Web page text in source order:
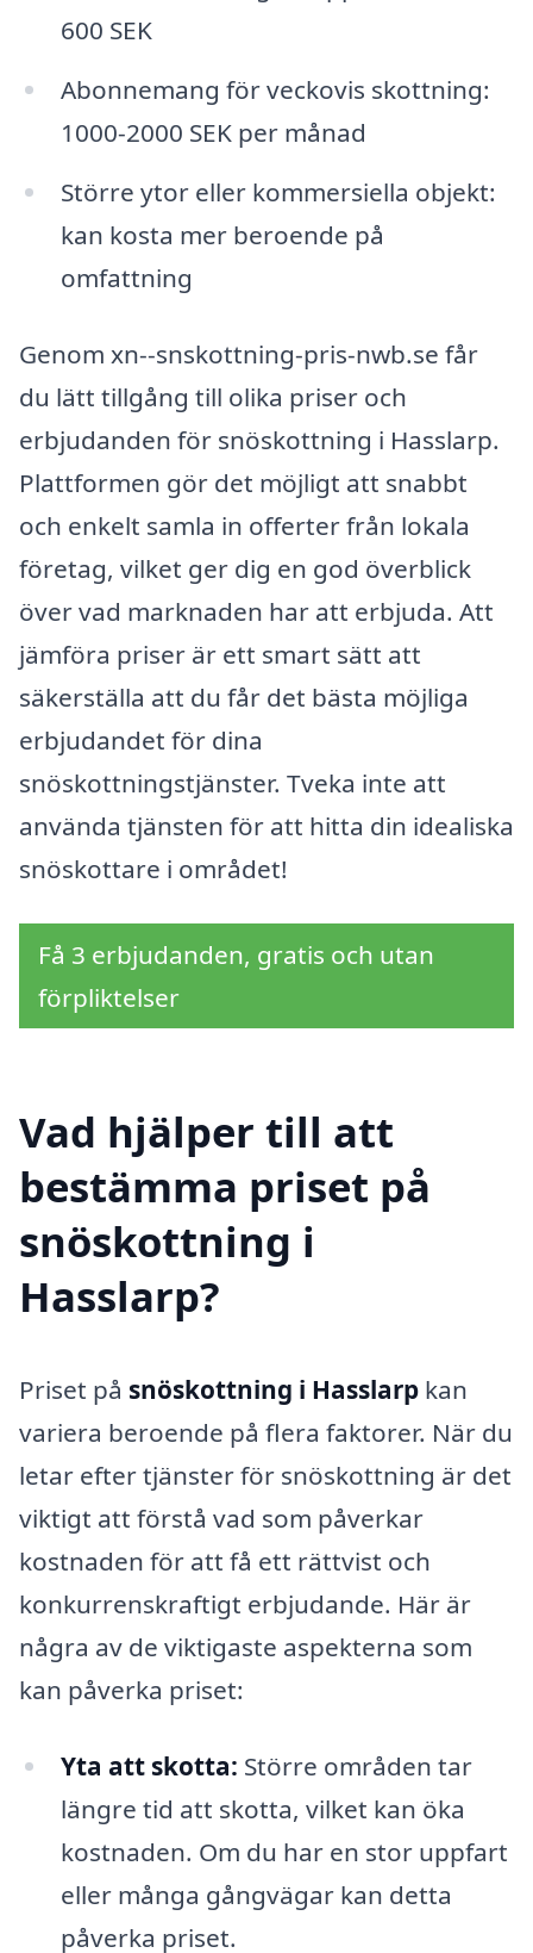
600 SEK
Abonnemang för veckovis skottning:
1000-2000 SEK per månad
Större ytor eller kommersiella objekt:
kan kosta mer beroende på
omfattning
Genom xn--snskottning-pris-nwb.se får
du lätt tillgång till olika priser och
erbjudanden för snöskottning i Hasslarp.
Plattformen gör det möjligt att snabbt
och enkelt samla in offerter från lokala
företag, vilket ger dig en god överblick
över vad marknaden har att erbjuda. Att
jämföra priser är ett smart sätt att
säkerställa att du får det bästa möjliga
erbjudandet för dina
snöskottningstjänster. Tveka inte att
använda tjänsten för att hitta din idealiska
snöskottare i området!
Få 3 erbjudanden, gratis och utan
förpliktelser
Vad hjälper till att
bestämma priset på
snöskottning i
Hasslarp?
Priset på snöskottning i Hasslarp kan
variera beroende på flera faktorer. När du
letar efter tjänster för snöskottning är det
viktigt att förstå vad som påverkar
kostnaden för att få ett rättvist och
konkurrenskraftigt erbjudande. Här är
några av de viktigaste aspekterna som
kan påverka priset:
Yta att skotta: Större områden tar
längre tid att skotta, vilket kan öka
kostnaden. Om du har en stor uppfart
eller många gångvägar kan detta
påverka priset.